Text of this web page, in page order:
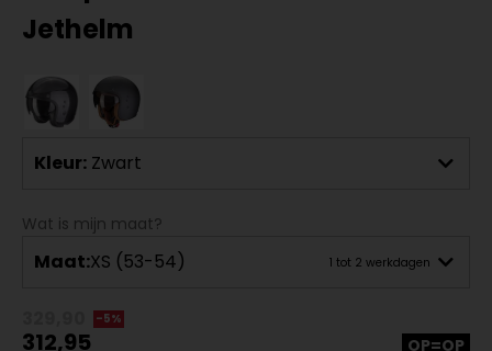
Jethelm
Kleur: Zwart
Wat is mijn maat?
Maat:XS (53-54) 1 tot 2 werkdagen
-5%
312,95 OP=OP